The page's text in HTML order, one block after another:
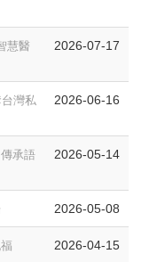
慧醫
2026-07-17
灣私
2026-06-16
承語
2026-05-14
2026-05-08
2026-04-15